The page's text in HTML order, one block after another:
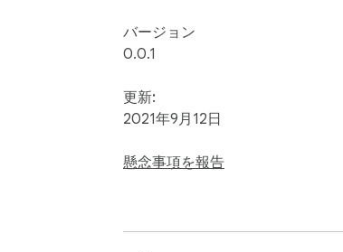
バージョン
0.0.1
更新:
2021年9月12日
懸念事項を報告